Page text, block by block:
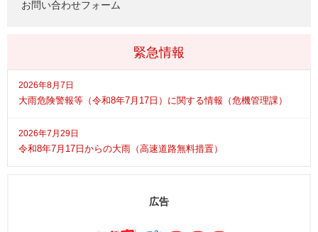
お問い合わせフォーム
緊急情報
2026年8月7日
大雨危険警報等（令和8年7月17日）に関する情報（危機管理課）
2026年7月29日
令和8年7月17日からの大雨（高速道路無料措置）
広告